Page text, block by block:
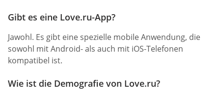
Gibt es eine Love.ru-App?
Jawohl. Es gibt eine spezielle mobile Anwendung, die
sowohl mit Android- als auch mit iOS-Telefonen
kompatibel ist.
Wie ist die Demografie von Love.ru?